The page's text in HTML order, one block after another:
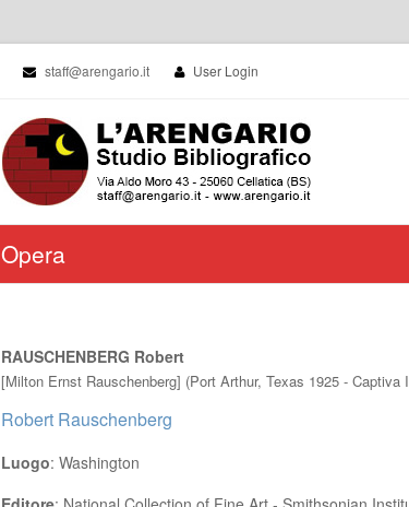
staff@arengario.it User Login
Opera
RAUSCHENBERG Robert
[Milton Ernst Rauschenberg] (Port Arthur, Texas 1925 - Captiva
Robert Rauschenberg
Luogo: Washington